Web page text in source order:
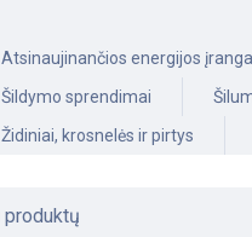
Atsinaujinančios energijos įranga
Šildymo sprendimai
Židiniai, krosnelės ir pirtys